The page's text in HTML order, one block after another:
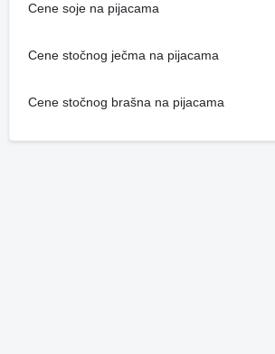
Cene soje na pijacama
Cene stočnog ječma na pijacama
Cene stočnog brašna na pijacama